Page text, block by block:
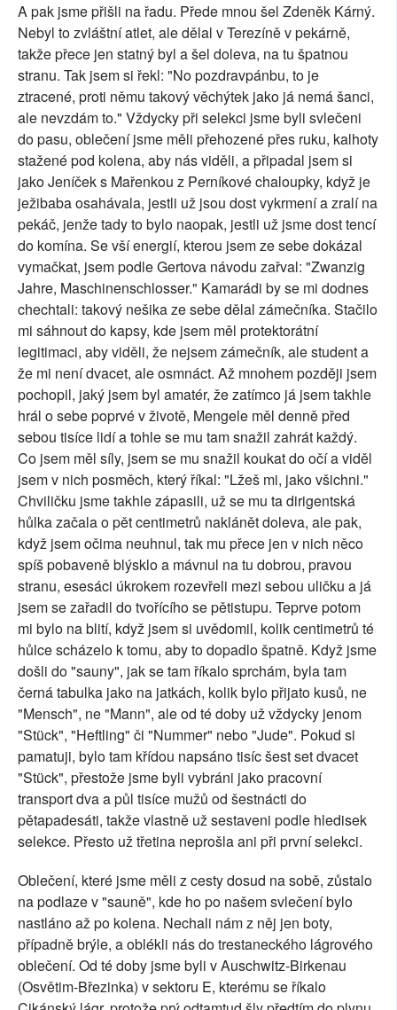
A pak jsme přišli na řadu. Přede mnou šel Zdeněk Kárný.
Nebyl to zvláštní atlet, ale dělal v Terezíně v pekárně,
takže přece jen statný byl a šel doleva, na tu špatnou
stranu. Tak jsem si řekl: "No pozdravpánbu, to je
ztracené, proti němu takový věchýtek jako já nemá šanci,
ale nevzdám to." Vždycky při selekci jsme byli svlečeni
do pasu, oblečení jsme měli přehozené přes ruku, kalhoty
stažené pod kolena, aby nás viděli, a připadal jsem si
jako Jeníček s Mařenkou z Perníkové chaloupky, když je
ježibaba osahávala, jestli už jsou dost vykrmení a zralí na
pekáč, jenže tady to bylo naopak, jestli už jsme dost tencí
do komína. Se vší energií, kterou jsem ze sebe dokázal
vymačkat, jsem podle Gertova návodu zařval: "Zwanzig
Jahre, Maschinenschlosser." Kamarádi by se mi dodnes
chechtali: takový nešika ze sebe dělal zámečníka. Stačilo
mi sáhnout do kapsy, kde jsem měl protektorátní
legitimaci, aby viděli, že nejsem zámečník, ale student a
že mi není dvacet, ale osmnáct. Až mnohem později jsem
pochopil, jaký jsem byl amatér, že zatímco já jsem takhle
hrál o sebe poprvé v životě, Mengele měl denně před
sebou tisíce lidí a tohle se mu tam snažil zahrát každý.
Co jsem měl síly, jsem se mu snažil koukat do očí a viděl
jsem v nich posměch, který říkal: "Lžeš mi, jako všichni."
Chviličku jsme takhle zápasili, už se mu ta dirigentská
hůlka začala o pět centimetrů naklánět doleva, ale pak,
když jsem očima neuhnul, tak mu přece jen v nich něco
spíš pobaveně blýsklo a mávnul na tu dobrou, pravou
stranu, esesáci úkrokem rozevřeli mezi sebou uličku a já
jsem se zařadil do tvořícího se pětistupu. Teprve potom
mi bylo na blití, když jsem si uvědomil, kolik centimetrů té
hůlce scházelo k tomu, aby to dopadlo špatně. Když jsme
došli do "sauny", jak se tam říkalo sprchám, byla tam
černá tabulka jako na jatkách, kolik bylo přijato kusů, ne
"Mensch", ne "Mann", ale od té doby už vždycky jenom
"Stück", "Heftling" či "Nummer" nebo "Jude". Pokud si
pamatuji, bylo tam křídou napsáno tisíc šest set dvacet
"Stück", přestože jsme byli vybráni jako pracovní
transport dva a půl tisíce mužů od šestnácti do
pětapadesáti, takže vlastně už sestaveni podle hledisek
selekce. Přesto už třetina neprošla ani při první selekci.
Oblečení, které jsme měli z cesty dosud na sobě, zůstalo
na podlaze v "sauně", kde ho po našem svlečení bylo
nastláno až po kolena. Nechali nám z něj jen boty,
případně brýle, a oblékli nás do trestaneckého lágrového
oblečení. Od té doby jsme byli v Auschwitz-Birkenau
(Osvětim-Březinka) v sektoru E, kterému se říkalo